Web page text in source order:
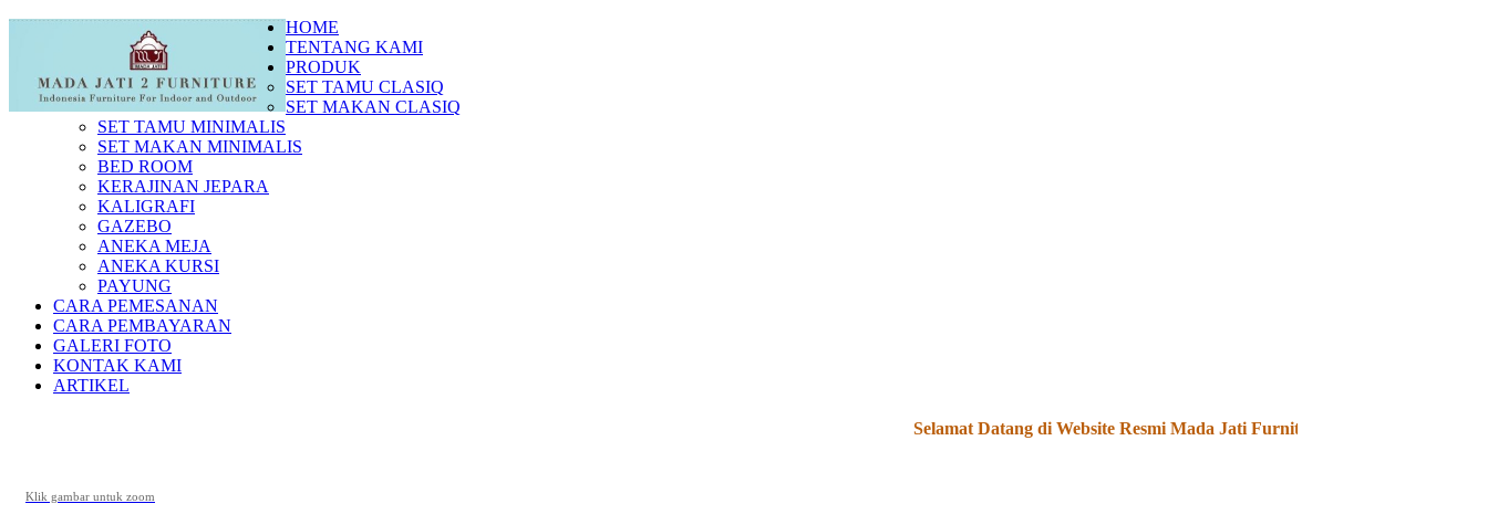
HOME
TENTANG KAMI
PRODUK
SET TAMU CLASIQ
SET MAKAN CLASIQ
SET TAMU MINIMALIS
SET MAKAN MINIMALIS
BED ROOM
KERAJINAN JEPARA
KALIGRAFI
GAZEBO
ANEKA MEJA
ANEKA KURSI
PAYUNG
CARA PEMESANAN
CARA PEMBAYARAN
GALERI FOTO
KONTAK KAMI
ARTIKEL
Selamat Datang di Website Resmi Mada Jati Furniture - Kami Menjual dan
Klik gambar untuk zoom